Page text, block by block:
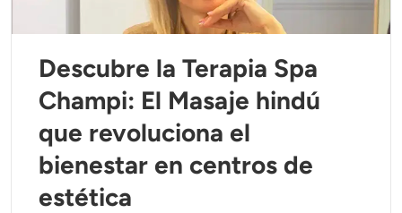
Descubre la Terapia Spa
Champi: El Masaje hindú
que revoluciona el
bienestar en centros de
estética